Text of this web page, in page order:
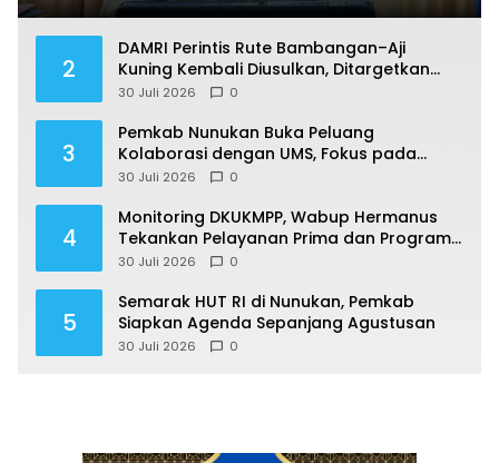
2
DAMRI Perintis Rute Bambangan–Aji
Kuning Kembali Diusulkan, Ditargetkan
Mengaspal pada 2027
30 Juli 2026 0
3
Pemkab Nunukan Buka Peluang
Kolaborasi dengan UMS, Fokus pada
Penguatan Kawasan Perbatasan
30 Juli 2026 0
4
Monitoring DKUKMPP, Wabup Hermanus
Tekankan Pelayanan Prima dan Program
Berdampak
30 Juli 2026 0
5
Semarak HUT RI di Nunukan, Pemkab
Siapkan Agenda Sepanjang Agustusan
30 Juli 2026 0